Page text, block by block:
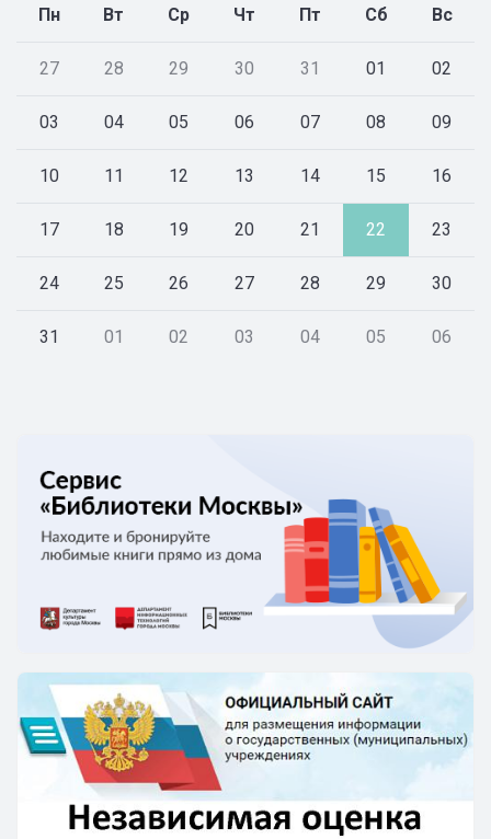
Пн Вт Ср Чт Пт Сб Вс
27 28 29 30 31 01 02
03 04 05 06 07 08 09
10 11 12 13 14 15 16
17 18 19 20 21 22 23
24 25 26 27 28 29 30
31 01 02 03 04 05 06